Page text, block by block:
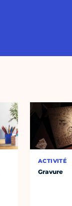
ACTIVITÉ
Gravure